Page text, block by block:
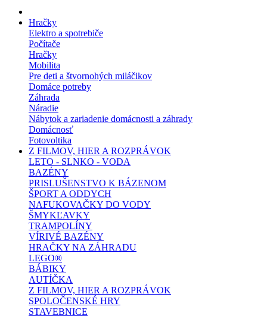
Hračky
Elektro a spotrebiče
Počítače
Hračky
Mobilita
Pre deti a štvornohých miláčikov
Domáce potreby
Záhrada
Náradie
Nábytok a zariadenie domácnosti a záhrady
Domácnosť
Fotovoltika
Z FILMOV, HIER A ROZPRÁVOK
LETO - SLNKO - VODA
BAZÉNY
PRISLUŠENSTVO K BÁZENOM
ŠPORT A ODDYCH
NAFUKOVAČKY DO VODY
ŠMYKĽAVKY
TRAMPOLÍNY
VÍRIVÉ BAZÉNY
HRAČKY NA ZÁHRADU
LEGO®
BÁBIKY
AUTÍČKA
Z FILMOV, HIER A ROZPRÁVOK
SPOLOČENSKÉ HRY
STAVEBNICE